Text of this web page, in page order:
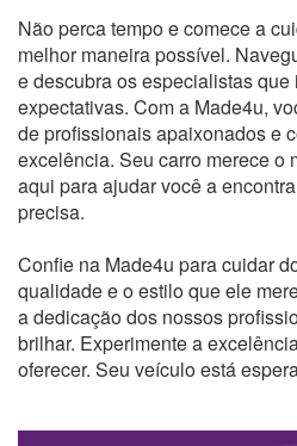
Não perca tempo e comece a
melhor maneira possível.
e descubra os especialistas
expectativas. Com a Made4u,
de profissionais apaixonados e
excelência. Seu carro merece o
aqui para ajudar você a
precisa.
Confie na Made4u para cuidar
qualidade e o estilo que ele
a dedicação dos nossos
brilhar. Experimente a
oferecer. Seu veículo está